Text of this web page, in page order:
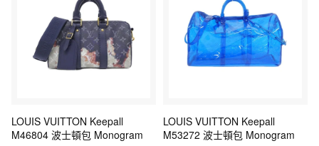
LOUIS VUITTON Keepall
M46804 波士頓包 Monogram
LOUIS VUITTON Keepall
M53272 波士頓包 Monogram